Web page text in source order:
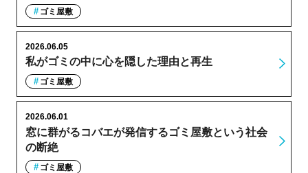
ゴミ屋敷
私がゴミの中に心を隠した理由と再生
2026.06.05
ゴミ屋敷
窓に群がるコバエが発信するゴミ屋敷という社会
の断絶
2026.06.01
ゴミ屋敷